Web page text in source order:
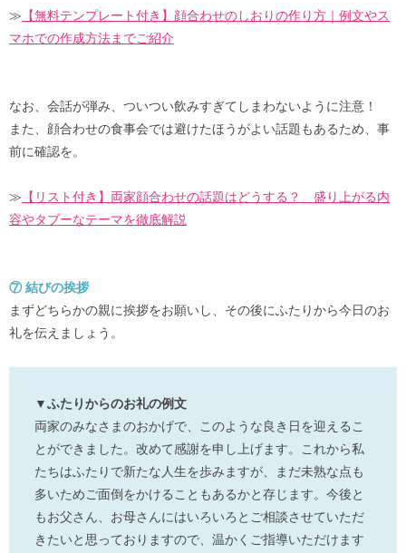
≫ 【無料テンプレート付き】顔合わせのしおりの作り方｜例文やス
マホでの作成方法までご紹介
なお、会話が弾み、ついつい飲みすぎてしまわないように注意！
また、顔合わせの食事会では避けたほうがよい話題もあるため、事
前に確認を。
≫ 【リスト付き】両家顔合わせの話題はどうする？ 盛り上がる内
容やタブーなテーマを徹底解説
⑦ 結びの挨拶
まずどちらかの親に挨拶をお願いし、その後にふたりから今日のお
礼を伝えましょう。
▼ふたりからのお礼の例文
両家のみなさまのおかげで、このような良き日を迎えるこ
とができました。改めて感謝を申し上げます。これから私
たちはふたりで新たな人生を歩みますが、まだ未熟な点も
多いためご面倒をかけることもあるかと存じます。今後と
もお父さん、お母さんにはいろいろとご相談させていただ
きたいと思っておりますので、温かくご指導いただけます